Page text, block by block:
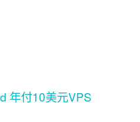
年付10美元VPS